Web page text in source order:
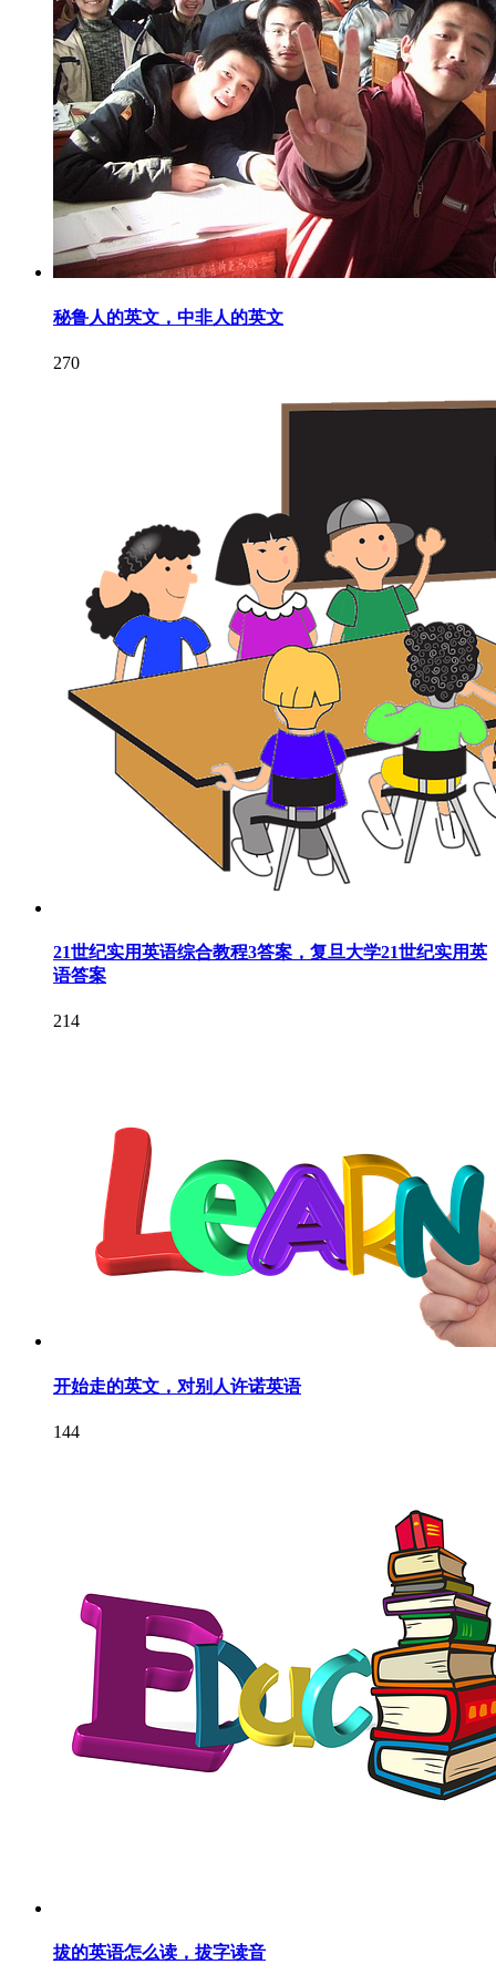
秘鲁人的英文，中非人的英文
270
21世纪实用英语综合教程3答案，复旦大学21世纪实用英
语答案
214
开始走的英文，对别人许诺英语
144
拔的英语怎么读，拔字读音